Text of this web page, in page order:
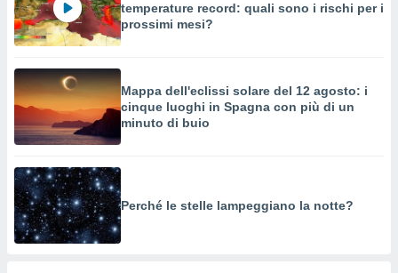
temperature record: quali sono i rischi per i
prossimi mesi?
Mappa dell'eclissi solare del 12 agosto: i
cinque luoghi in Spagna con più di un
minuto di buio
Perché le stelle lampeggiano la notte?